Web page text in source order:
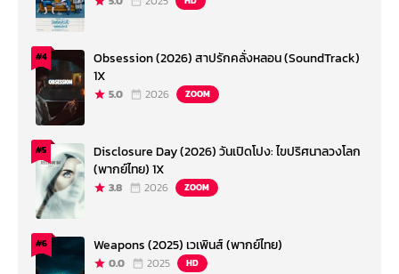
#4
Obsession (2026) สาปรักคลั่งหลอน (SoundTrack)
1X
5.0 2026 ZOOM
#5
Disclosure Day (2026) วันเปิดโปง: ไขปริศนาลวงโลก
(พากย์ไทย) 1X
3.8 2026 ZOOM
#6 Weapons (2025) เวเพินส์ (พากย์ไทย)
0.0 2025 HD